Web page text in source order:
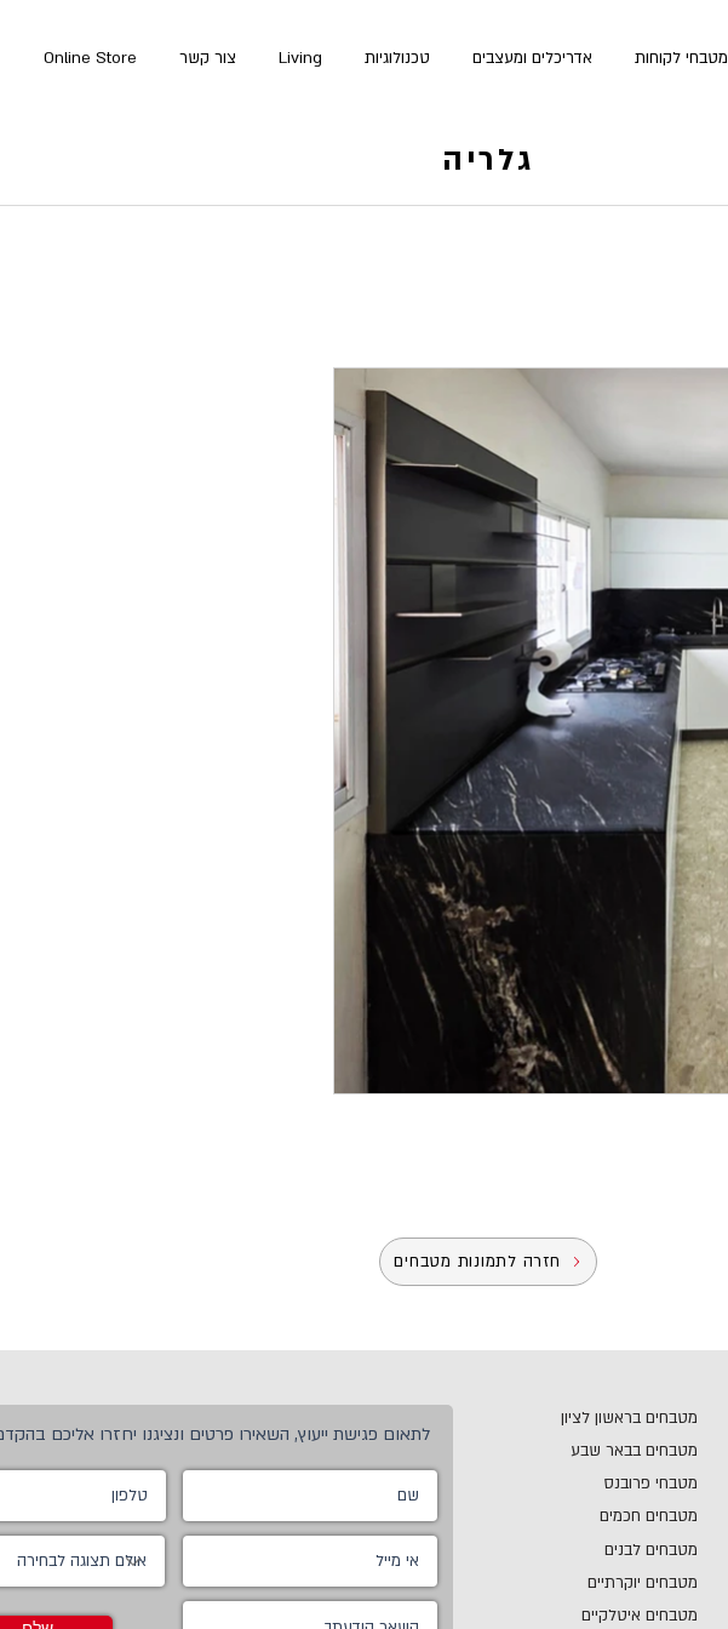
מטבחי לקוחות אדריכלים ומעצבים טכנולוגיות Living צור קשר Online Store
גלריה
חזרה לתמונות מטבחים
לתאום פגישת ייעוץ, השאירו פרטים ונציגנו יחזרו אליכם
מטבחים בראשון לציון
מטבחים בבאר שבע
מטבחי פרובנס
מטבחים חכמים
מטבחים לבנים
מטבחים יוקרתיים
מטבחים איטלקיים